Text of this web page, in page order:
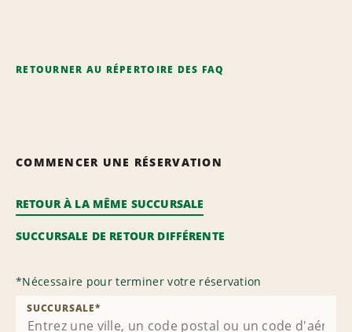
RETOURNER AU RÉPERTOIRE DES FAQ
COMMENCER UNE RÉSERVATION
RETOUR À LA MÊME SUCCURSALE
SUCCURSALE DE RETOUR DIFFÉRENTE
*Nécessaire pour terminer votre réservation
SUCCURSALE*